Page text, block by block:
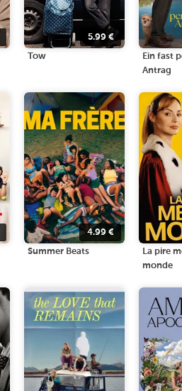
5.99 €
Tow
Ein fast
Antrag
4.99 €
Summer Beats
La pire
monde